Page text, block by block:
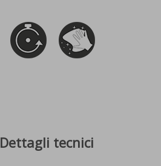
Dettagli tecnici